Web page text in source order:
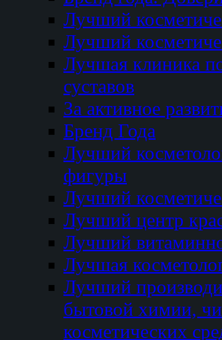
Лучший
Лучший
Лучшая клиника
суставов
За активное
Бренд Года
Лучший
фигуры
Лучший
Лучший центр
Лучший
Лучшая
Лучший
бытовой химии,
косметических